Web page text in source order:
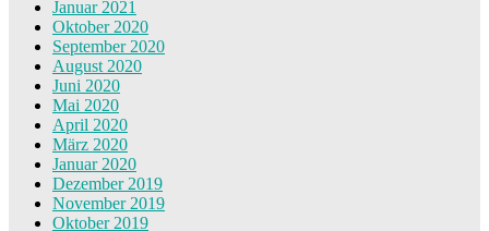
Januar 2021
Oktober 2020
September 2020
August 2020
Juni 2020
Mai 2020
April 2020
März 2020
Januar 2020
Dezember 2019
November 2019
Oktober 2019